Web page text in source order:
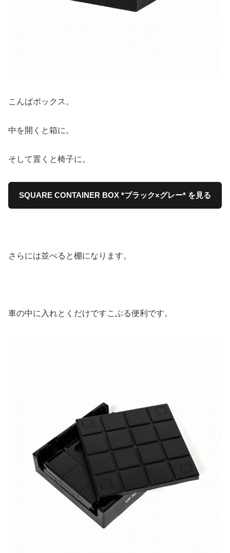
こんばボックス。
中を開くと箱に。
そして置くと椅子に。
SQUARE CONTAINER BOX *ブラック×グレー* を見る
さらには並べると棚になります。
車の中に入れとくだけですこぶる便利です。